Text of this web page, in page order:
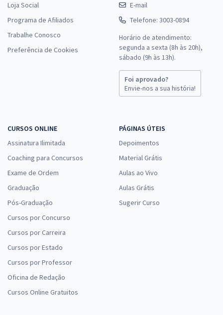
Loja Social
Programa de Afiliados
Trabalhe Conosco
Preferência de Cookies
E-mail
Telefone: 3003-0894
Horário de atendimento:
segunda a sexta (8h às 20h),
sábado (9h às 13h).
Foi aprovado?
Envie-nos a sua história!
CURSOS ONLINE
Assinatura Ilimitada
Coaching para Concursos
Exame de Ordem
Graduação
Pós-Graduação
Cursos por Concurso
Cursos por Carreira
Cursos por Estado
Cursos por Professor
Oficina de Redação
Cursos Online Gratuitos
PÁGINAS ÚTEIS
Depoimentos
Material Grátis
Aulas ao Vivo
Aulas Grátis
Sugerir Curso